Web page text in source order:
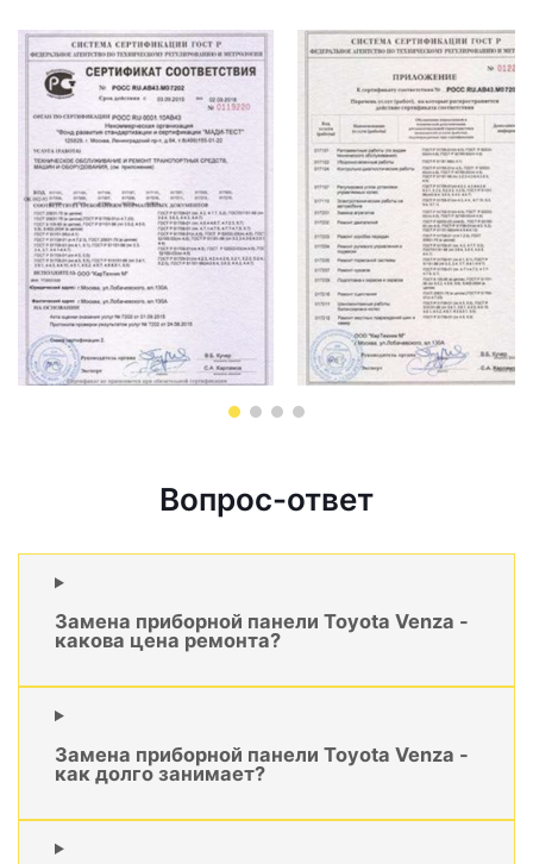
Вопрос-ответ
Замена приборной панели Toyota Venza -
какова цена ремонта?
Замена приборной панели Toyota Venza -
как долго занимает?